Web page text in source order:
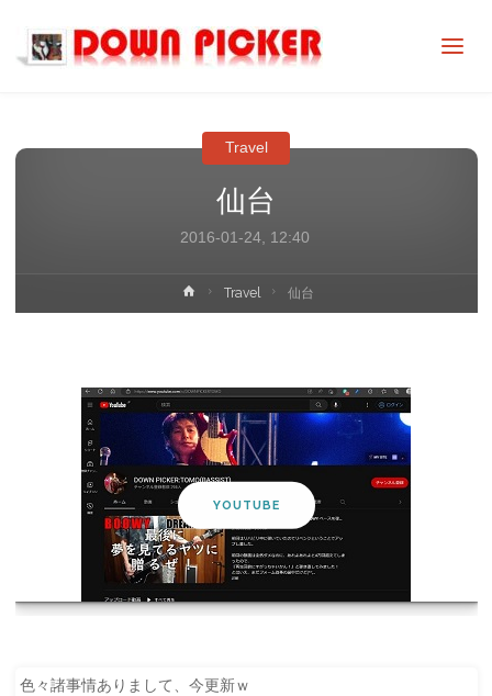
仙台
2016-01-24, 12:40
Travel
ホ
ー
Travel 仙台
YOUTUBE
色々諸事情ありまして、今更新ｗ